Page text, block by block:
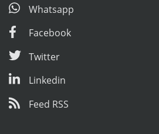
Whatsapp
Facebook
Twitter
Linkedin
Feed RSS